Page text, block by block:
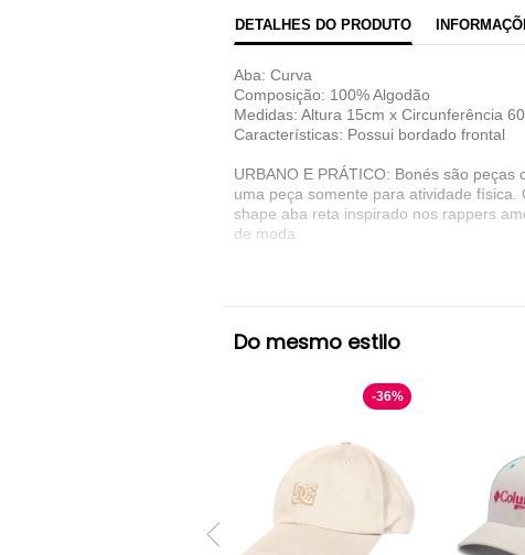
DETALHES DO PRODUTO
Aba: Curva
Composição: 100% Algodão
Medidas: Altura 15cm x Circunferência
Características: Possui bordado frontal
URBANO E PRÁTICO: Bonés são
uma peça somente para atividade
shape aba reta inspirado nos rappers
de moda.
Há mais de 100 anos no mercado
em criar produtos de qualidade que
descolada que as celebridades, artistas,
Denunciar este anúncio
VER MAIS
Bege
Do mesmo estilo
-36%